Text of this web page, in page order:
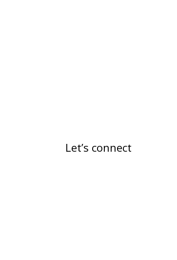
Let’s connect